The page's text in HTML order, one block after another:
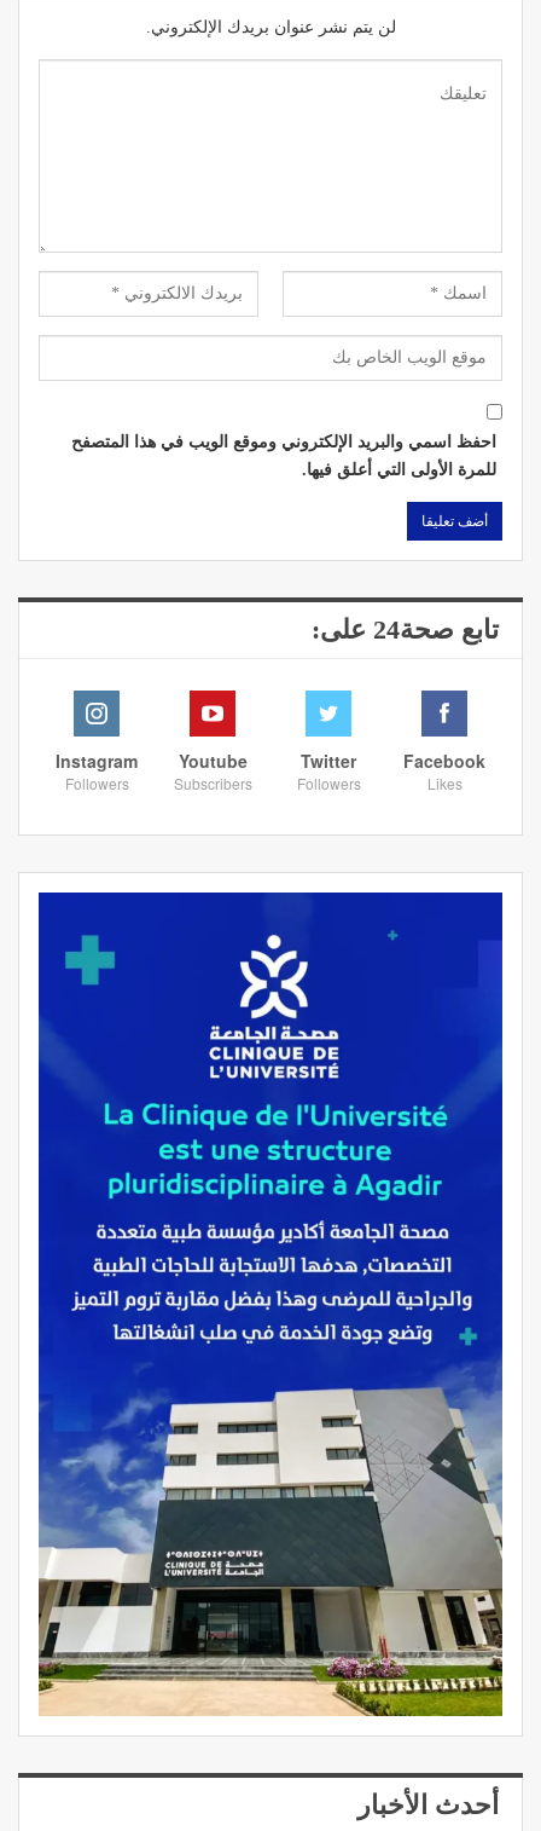
لن يتم نشر عنوان بريدك الإلكتروني.
احفظ اسمي والبريد الإلكتروني وموقع الويب في هذا المتصفح
للمرة الأولى التي أعلق فيها.
تابع صحة24 على:
Facebook
Likes
Twitter
Followers
Youtube
Subscribers
Instagram
Followers
أحدث الأخبار